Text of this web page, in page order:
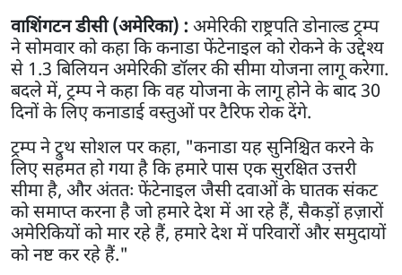
वाशिंगटन डीसी (अमेरिका) : अमेरिकी राष्ट्रपति डोनाल्ड ट्रम्प
ने सोमवार को कहा कि कनाडा फेंटेनाइल को रोकने के उद्देश्य
से 1.3 बिलियन अमेरिकी डॉलर की सीमा योजना लागू करेगा.
बदले में, ट्रम्प ने कहा कि वह योजना के लागू होने के बाद 30
दिनों के लिए कनाडाई वस्तुओं पर टैरिफ रोक देंगे.
ट्रम्प ने ट्रुथ सोशल पर कहा, "कनाडा यह सुनिश्चित करने के
लिए सहमत हो गया है कि हमारे पास एक सुरक्षित उत्तरी
सीमा है, और अंततः फेंटेनाइल जैसी दवाओं के घातक संकट
को समाप्त करना है जो हमारे देश में आ रहे हैं, सैकड़ों हज़ारों
अमेरिकियों को मार रहे हैं, हमारे देश में परिवारों और समुदायों
को नष्ट कर रहे हैं."